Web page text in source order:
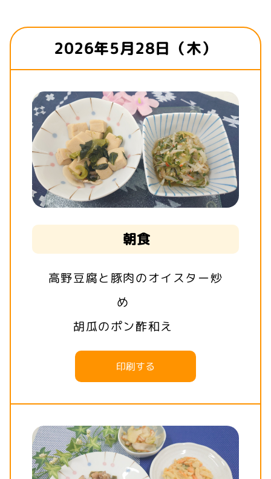
2026年5月28日（木）
朝食
高野豆腐と豚肉のオイスター炒
め
胡瓜のポン酢和え
印刷する